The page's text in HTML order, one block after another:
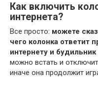
Как включить
интернета?
Все просто: можете
чего колонка ответит
интернету и
можно встать и
иначе она продолжит